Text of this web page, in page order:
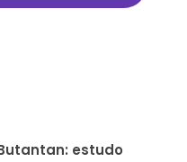
estudo